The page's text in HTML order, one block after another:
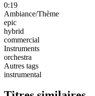
0:19
Ambiance/Thème
epic
hybrid
commercial
Instruments
orchestra
Autres tags
instrumental